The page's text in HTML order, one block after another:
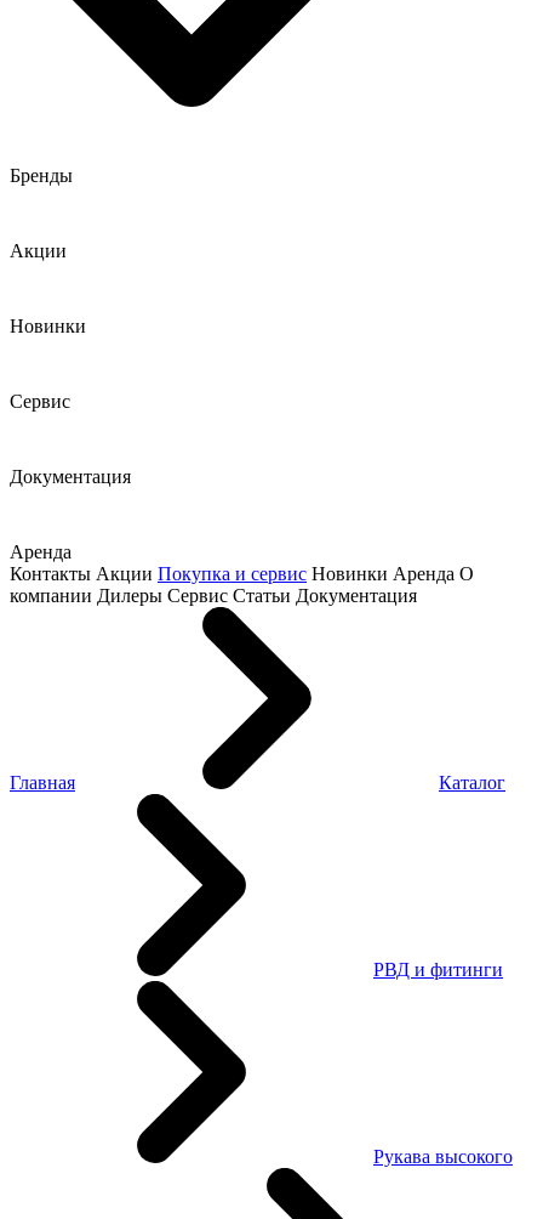
Бренды
Акции
Новинки
Сервис
Документация
Аренда
Контакты Акции Покупка и сервис Новинки Аренда О
компании Дилеры Сервис Статьи Документация
Главная Каталог
РВД и фитинги
Рукава высокого